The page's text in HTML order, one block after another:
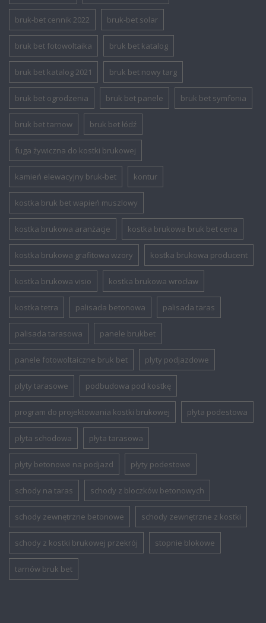
bruk-bet cennik 2022 bruk-bet solar
bruk bet fotowoltaika bruk bet katalog
bruk bet katalog 2021 bruk bet nowy targ
bruk bet ogrodzenia bruk bet panele bruk bet symfonia
bruk bet tarnow bruk bet łódź
fuga żywiczna do kostki brukowej
kamień elewacyjny bruk-bet kontur
kostka bruk bet wapień muszlowy
kostka brukowa aranżacje kostka brukowa bruk bet cena
kostka brukowa grafitowa wzory kostka brukowa producent
kostka brukowa visio kostka brukowa wrocław
kostka tetra palisada betonowa palisada taras
palisada tarasowa panele brukbet
panele fotowoltaiczne bruk bet plyty podjazdowe
plyty tarasowe podbudowa pod kostkę
program do projektowania kostki brukowej płyta podestowa
płyta schodowa płyta tarasowa
płyty betonowe na podjazd płyty podestowe
schody na taras schody z bloczków betonowych
schody zewnętrzne betonowe schody zewnętrzne z kostki
schody z kostki brukowej przekrój stopnie blokowe
tarnów bruk bet